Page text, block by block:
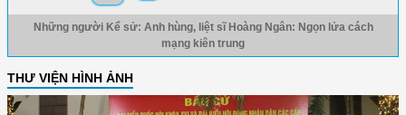
Những người Kể sử: Anh hùng, liệt sĩ Hoàng Ngân: Ngọn lửa cách
mạng kiên trung
THƯ VIỆN HÌNH ẢNH